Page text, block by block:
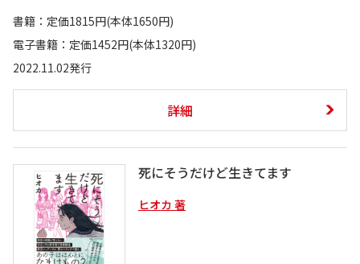
書籍：定価1815円(本体1650円)
電子書籍：定価1452円(本体1320円)
2022.11.02発行
詳細
死にそうだけど生きてます
ヒオカ 著